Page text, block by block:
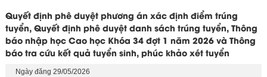
Quyết định phê duyệt phương án xác định điểm trúng
tuyển, Quyết định phê duyệt danh sách trúng tuyển, Thông
báo nhập học Cao học Khóa 34 đợt 1 năm 2026 và Thông
báo tra cứu kết quả tuyển sinh, phúc khảo xét tuyển
Ngày đăng 29/05/2026